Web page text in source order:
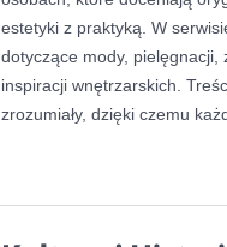
estetyki z praktyką. W
dotyczące mody,
inspiracji wnętrzarskich.
zrozumiały, dzięki czemu